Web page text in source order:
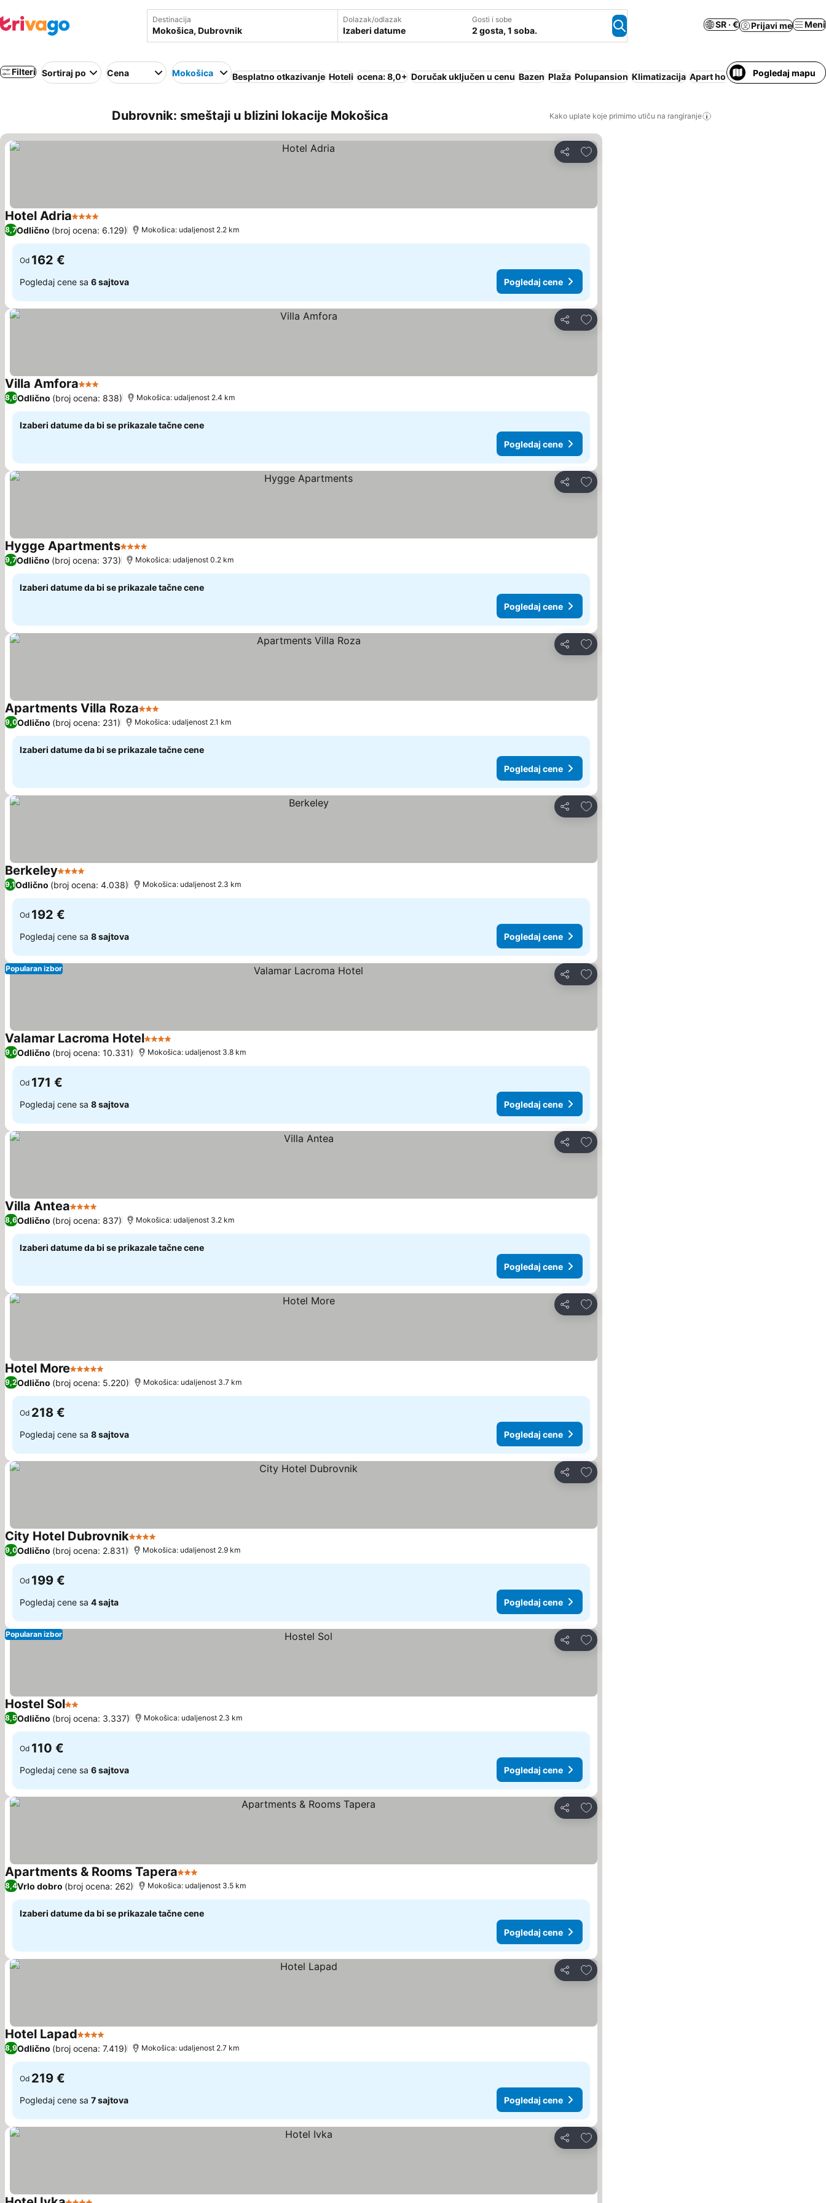
Destinacija Dolazak/odlazak
Izaberi datume
Gosti i sobe
2 gosta, 1 soba.
SR · € Prijavi me Meni
Filteri Sortiraj po Cena Mokošica Besplatno otkazivanje Hoteli ocena: 8,0+ Doručak uključen u cenu Bazen Plaža Polupansion Klimatizacija Apart hotel Parking Wi-Fi
Pogledaj mapu
Dubrovnik: smeštaji u blizini lokacije Mokošica Kako uplate koje primimo utiču na rangiranje
Deli
Dodati u favorite
Hotel Adria4 ZvezdicePogledaj cene
8,7Odlično (broj ocena: 6.129) Mokošica: udaljenost 2.2 km
Od 162 €
Pogledaj cene sa 6 sajtova Pogledaj cene
Deli
Dodati u favorite
Villa Amfora3 ZvezdicePogledaj cene
8,6Odlično (broj ocena: 838) Mokošica: udaljenost 2.4 km
Izaberi datume da bi se prikazale tačne cene
Pogledaj cene
Deli
Dodati u favorite
Hygge Apartments4 Zvezdice
9,7Odlično (broj ocena: 373) Mokošica: udaljenost 0.2 km
Izaberi datume da bi se prikazale tačne cene
Pogledaj cene
Deli
Dodati u favorite
Apartments Villa Roza3 Zvezdice
9,0Odlično (broj ocena: 231) Mokošica: udaljenost 2.1 km
Izaberi datume da bi se prikazale tačne cene
Pogledaj cene
Deli
Dodati u favorite
Berkeley4 ZvezdicePogledaj cene
9,1Odlično (broj ocena: 4.038) Mokošica: udaljenost 2.3 km
Od 192 €
Pogledaj cene sa 8 sajtova Pogledaj cene
Deli
Dodati u favorite
Popularan izbor
Valamar Lacroma Hotel4 Zvezdice
9,0Odlično (broj ocena: 10.331) Mokošica: udaljenost 3.8 km
Od 171 €
Pogledaj cene sa 8 sajtova Pogledaj cene
Deli
Dodati u favorite
Villa Antea4 ZvezdicePogledaj cene
8,6Odlično (broj ocena: 837) Mokošica: udaljenost 3.2 km
Izaberi datume da bi se prikazale tačne cene
Pogledaj cene
Deli
Dodati u favorite
Hotel More5 ZvezdicePogledaj cene
9,2Odlično (broj ocena: 5.220) Mokošica: udaljenost 3.7 km
Od 218 €
Pogledaj cene sa 8 sajtova Pogledaj cene
Deli
Dodati u favorite
City Hotel Dubrovnik4 Zvezdice
9,0Odlično (broj ocena: 2.831) Mokošica: udaljenost 2.9 km
Od 199 €
Pogledaj cene sa 4 sajta Pogledaj cene
Deli
Dodati u favorite
Popularan izbor
Hostel Sol2 ZvezdicePogledaj cene
8,5Odlično (broj ocena: 3.337) Mokošica: udaljenost 2.3 km
Od 110 €
Pogledaj cene sa 6 sajtova Pogledaj cene
Deli
Dodati u favorite
Apartments & Rooms Tapera3 Zvezdice
8,4Vrlo dobro (broj ocena: 262) Mokošica: udaljenost 3.5 km
Izaberi datume da bi se prikazale tačne cene
Pogledaj cene
Deli
Dodati u favorite
Hotel Lapad4 ZvezdicePogledaj cene
8,9Odlično (broj ocena: 7.419) Mokošica: udaljenost 2.7 km
Od 219 €
Pogledaj cene sa 7 sajtova Pogledaj cene
Deli
Dodati u favorite